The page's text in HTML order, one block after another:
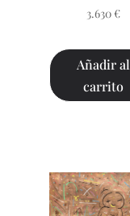
3.630 €
Añadir al
carrito